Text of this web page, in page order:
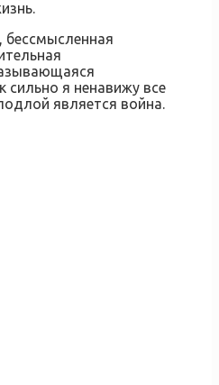
бессмысленная
я ненавижу все
является война.